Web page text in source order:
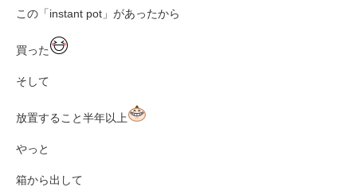
この「instant pot」があったから
買った
そして
放置すること半年以上
やっと
箱から出して